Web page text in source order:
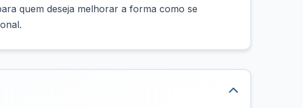
quem deseja melhorar a forma como se